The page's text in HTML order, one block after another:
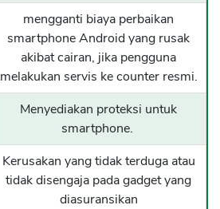
mengganti biaya perbaikan
smartphone Android yang rusak
akibat cairan, jika pengguna
melakukan servis ke counter resmi.
Menyediakan proteksi untuk
smartphone.
Kerusakan yang tidak terduga atau
tidak disengaja pada gadget yang
diasuransikan